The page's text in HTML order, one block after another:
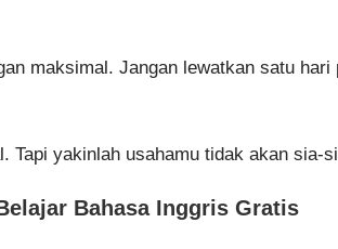
maksimal. Jangan lewatkan satu
Tapi yakinlah usahamu tidak akan sia-
Bahasa Inggris Gratis